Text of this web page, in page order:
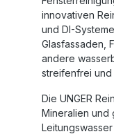
innovativen
und DI-
Glasfassaden,
andere
streifenfrei und
Die UNGER
Mineralien und